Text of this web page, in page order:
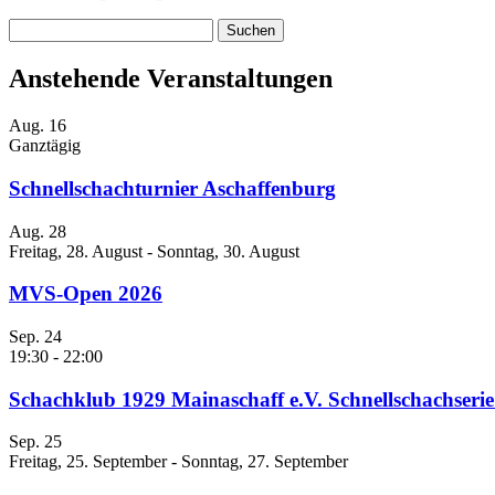
nach:
Anstehende Veranstaltungen
Aug. 16
Ganztägig
Schnellschachturnier Aschaffenburg
Aug. 28
Freitag, 28. August - Sonntag, 30. August
MVS-Open 2026
Sep. 24
19:30 - 22:00
Schachklub 1929 Mainaschaff e.V.
Sep. 25
Freitag, 25. September- Sonntag, 27. September